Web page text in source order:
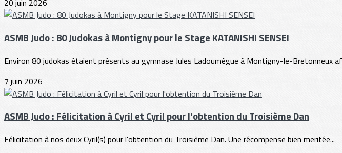
20 juin 2026
ASMB Judo : 80 Judokas à Montigny pour le Stage KATANISHI SENSEI
Environ 80 judokas étaient présents au gymnase Jules Ladoumègue à Montigny-le-Bretonneux
7 juin 2026
ASMB Judo : Félicitation à Cyril et Cyril pour l'obtention du Troisième Dan
Félicitation à nos deux Cyril(s) pour l'obtention du Troisième Dan. Une récompense bien meritée...